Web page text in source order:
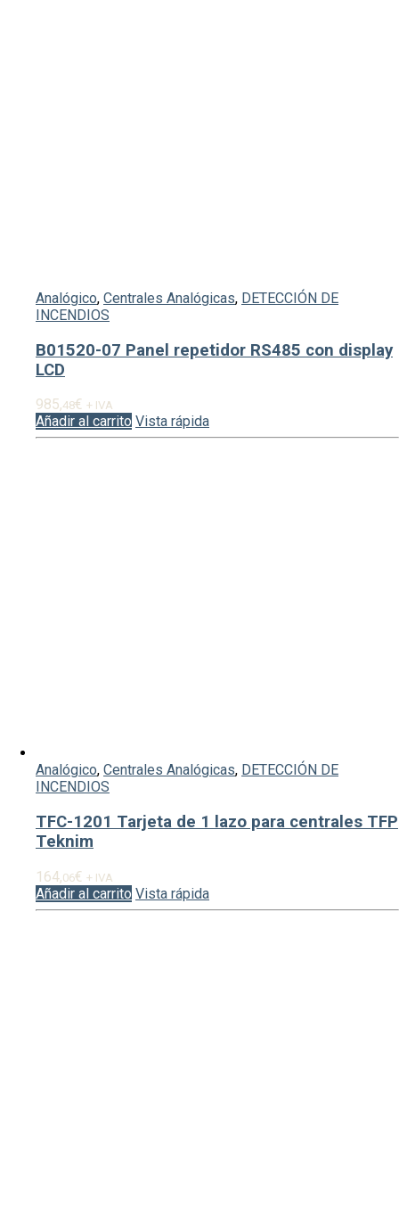
Analógico, Centrales Analógicas, DETECCIÓN DE
INCENDIOS
B01520-07 Panel repetidor RS485 con display
LCD
985,48€ + IVA
Añadir al carrito Vista rápida
Analógico, Centrales Analógicas, DETECCIÓN DE
INCENDIOS
TFC-1201 Tarjeta de 1 lazo para centrales TFP
Teknim
164,06€ + IVA
Añadir al carrito Vista rápida